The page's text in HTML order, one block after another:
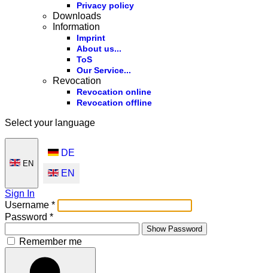
Privacy policy
Downloads
Information
Imprint
About us...
ToS
Our Service...
Revocation
Revocation online
Revocation offline
Select your language
EN
DE
EN
Sign In
Username *
Password *
Show Password
Remember me